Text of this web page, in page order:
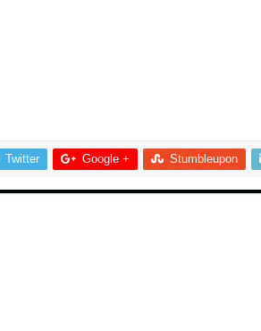
Twitter Google + Stumbleupon